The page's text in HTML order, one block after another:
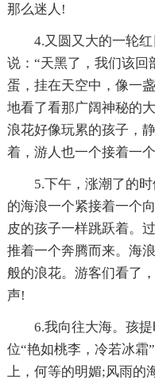
那么迷人!
4.又圆又大的一轮
说：“天黑了，我们该回
蛋，挂在天空中，像一
地看了看那广阔神秘的
浪花好像玩累的孩子，
着，游人也一个接着一
5.下午，涨潮了的
的海浪一个紧接着一个
皮的孩子一样跳跃着。
推着一个奔腾而来。海
般的浪花。游客们看了
声!
6.我向往大海。孩
位“艳如桃李，冷若冰霜
上，何等的明媚;风雨